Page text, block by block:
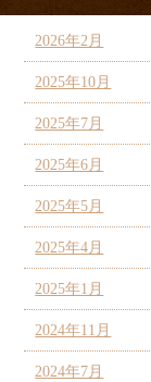
2026年2月
2025年10月
2025年7月
2025年6月
2025年5月
2025年4月
2025年1月
2024年11月
2024年7月